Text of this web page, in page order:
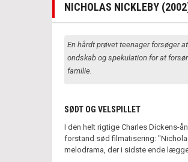
NICHOLAS NICKLEBY
En hårdt prøvet teenager forsøger
ondskab og spekulation for at
familie.
SØDT OG VELSPILLET
I den helt rigtige Charles Dickens-
forstand sød filmatisering:
melodrama, der i sidste ende